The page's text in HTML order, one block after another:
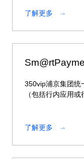
了解更多
350vip浦京集团统
（包括行内应用
了解更多